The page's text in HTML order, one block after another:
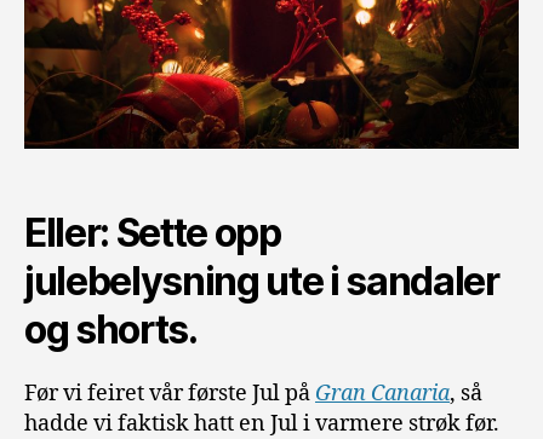
Eller: Sette opp
julebelysning ute i sandaler
og shorts.
Før vi feiret vår første Jul på Gran Canaria, så
hadde vi faktisk hatt en Jul i varmere strøk før.